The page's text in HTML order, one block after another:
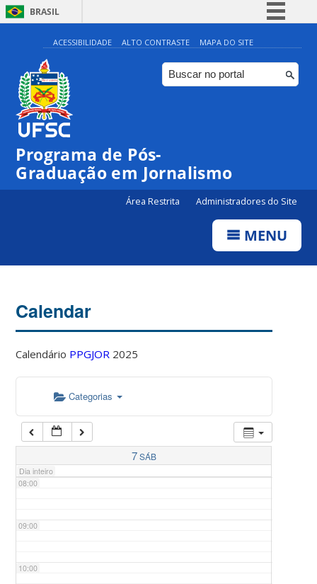
BRASIL
Simplifique!
Comunica BR
Participe
ACESSIBILIDADE ALTO CONTRASTE MAPA DO SITE
Programa de Pós-
Graduação em Jornalismo
Área Restrita Administradores do Site
MENU
Calendar
Calendário PPGJOR 2025
Categorias
7SÁB
Dia inteiro
04:00
05:00
07:00
08:00
09:00
10:00